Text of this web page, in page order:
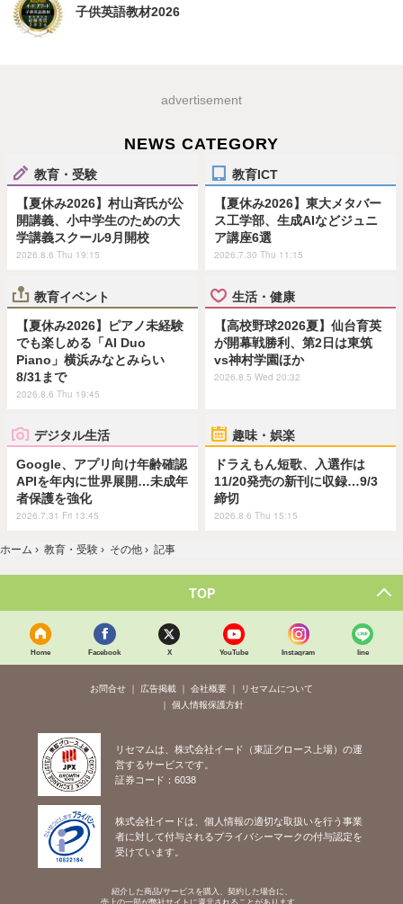
子供英語教材2026
advertisement
NEWS CATEGORY
教育・受験
【夏休み2026】村山斉氏が公
開講義、小中学生のための大
学講義スクール9月開校
2026.8.6 Thu 19:15
教育ICT
【夏休み2026】東大メタバー
ス工学部、生成AIなどジュニ
ア講座6選
2026.7.30 Thu 11:15
教育イベント
【夏休み2026】ピアノ未経験
でも楽しめる「AI Duo
Piano」横浜みなとみらい
8/31まで
2026.8.6 Thu 19:45
生活・健康
【高校野球2026夏】仙台育英
が開幕戦勝利、第2日は東筑
vs神村学園ほか
2026.8.5 Wed 20:32
デジタル生活
Google、アプリ向け年齢確認
APIを年内に世界展開…未成年
者保護を強化
2026.7.31 Fri 13:45
趣味・娯楽
ドラえもん短歌、入選作は
11/20発売の新刊に収録…9/3
締切
2026.8.6 Thu 15:15
ホーム › 教育・受験 › その他 › 記事
TOP
Home Facebook X YouTube Instagram line
お問合せ 広告掲載 会社概要
リセマムについて
個人情報保護方針
リセマムは、株式会社イード（東証グロース上場）の運
営するサービスです。
証券コード：6038
株式会社イードは、個人情報の適切な取扱いを行う事業
者に対して付与されるプライバシーマークの付与認定を
受けています。
紹介した商品/サービスを購入、契約した場合に、